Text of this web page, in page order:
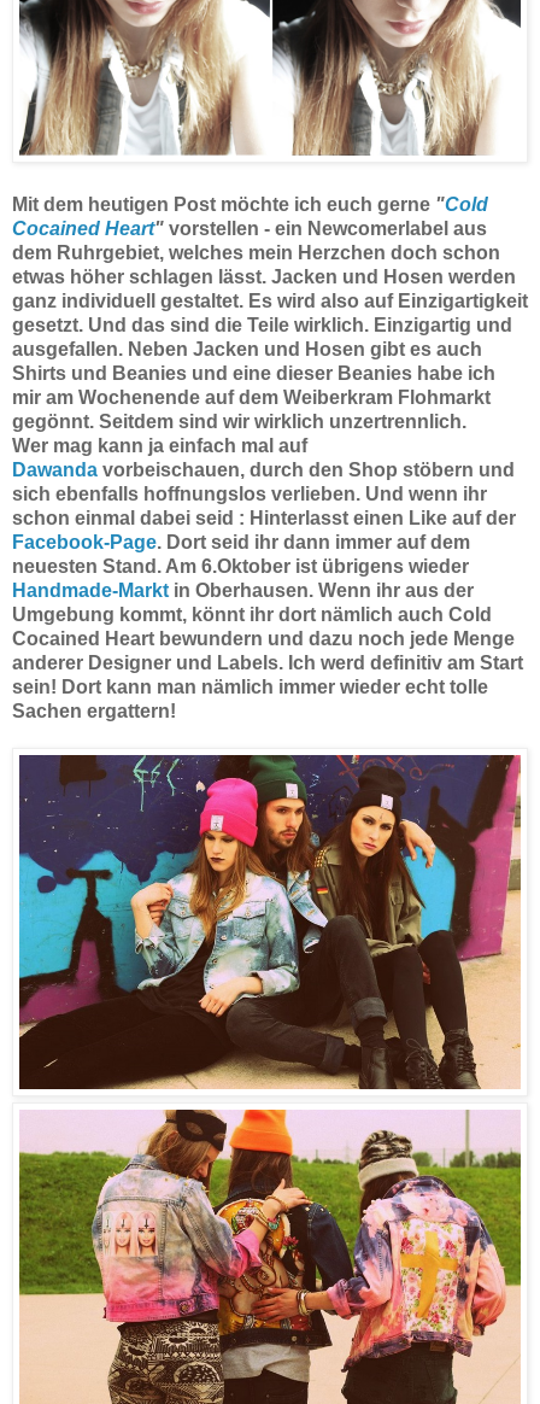
Mit dem heutigen Post möchte ich euch gerne "Cold
Cocained Heart" vorstellen - ein Newcomerlabel aus
dem Ruhrgebiet, welches mein Herzchen doch schon
etwas höher schlagen lässt. Jacken und Hosen werden
ganz individuell gestaltet. Es wird also auf Einzigartigkeit
gesetzt. Und das sind die Teile wirklich. Einzigartig und
ausgefallen. Neben Jacken und Hosen gibt es auch
Shirts und Beanies und eine dieser Beanies habe ich
mir am Wochenende auf dem Weiberkram Flohmarkt
gegönnt. Seitdem sind wir wirklich unzertrennlich.
Wer mag kann ja einfach mal auf
Dawanda vorbeischauen, durch den Shop stöbern und
sich ebenfalls hoffnungslos verlieben. Und wenn ihr
schon einmal dabei seid : Hinterlasst einen Like auf der
Facebook-Page. Dort seid ihr dann immer auf dem
neuesten Stand. Am 6.Oktober ist übrigens wieder
Handmade-Markt in Oberhausen. Wenn ihr aus der
Umgebung kommt, könnt ihr dort nämlich auch Cold
Cocained Heart bewundern und dazu noch jede Menge
anderer Designer und Labels. Ich werd definitiv am Start
sein! Dort kann man nämlich immer wieder echt tolle
Sachen ergattern!